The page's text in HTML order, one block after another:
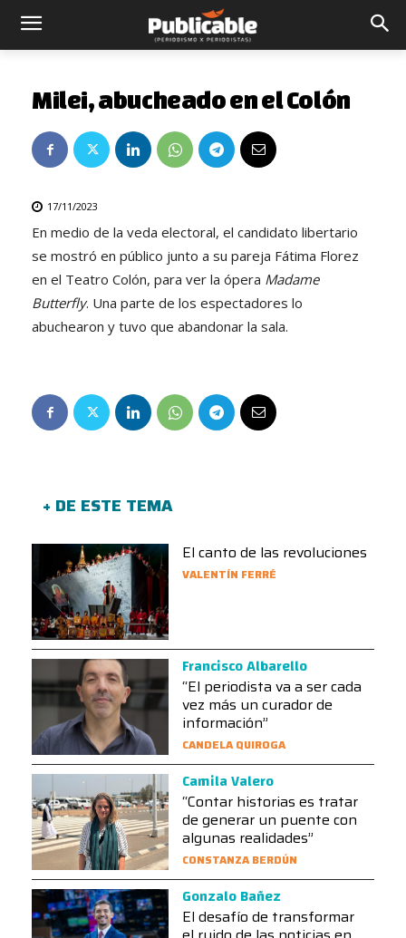
Milei, abucheado en el Colón
17/11/2023
En medio de la veda electoral, el candidato libertario
se mostró en público junto a su pareja Fátima Florez
en el Teatro Colón, para ver la ópera Madame
Butterfly. Una parte de los espectadores lo
abuchearon y tuvo que abandonar la sala.
+ DE ESTE TEMA
El canto de las revoluciones
VALENTÍN FERRÉ
Francisco Albarello
“El periodista va a ser cada
vez más un curador de
información”
CANDELA QUIROGA
Camila Valero
“Contar historias es tratar
de generar un puente con
algunas realidades”
CONSTANZA BERDÚN
Gonzalo Bañez
El desafío de transformar